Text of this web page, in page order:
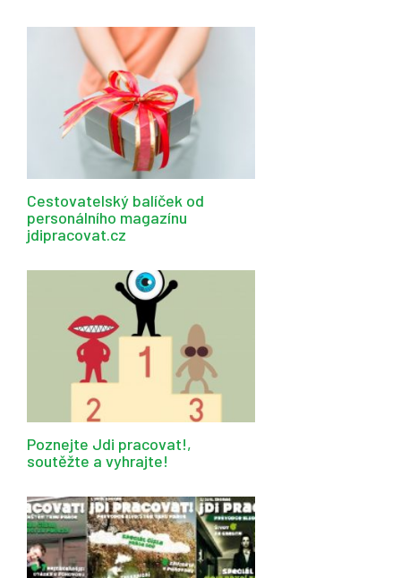
Cestovatelský balíček od
personálního magazínu
jdipracovat.cz
Poznejte Jdi pracovat!,
soutěžte a vyhrajte!